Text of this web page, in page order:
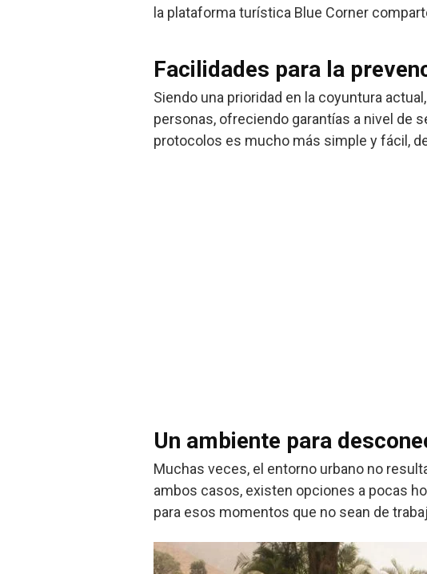
la plataforma turística Blue Corner
Facilidades para la
Siendo una prioridad en la coyuntura
personas, ofreciendo garantías a nivel de
protocolos es mucho más simple y fácil,
Un ambiente para
Muchas veces, el entorno urbano no
ambos casos, existen opciones a pocas
para esos momentos que no sean de